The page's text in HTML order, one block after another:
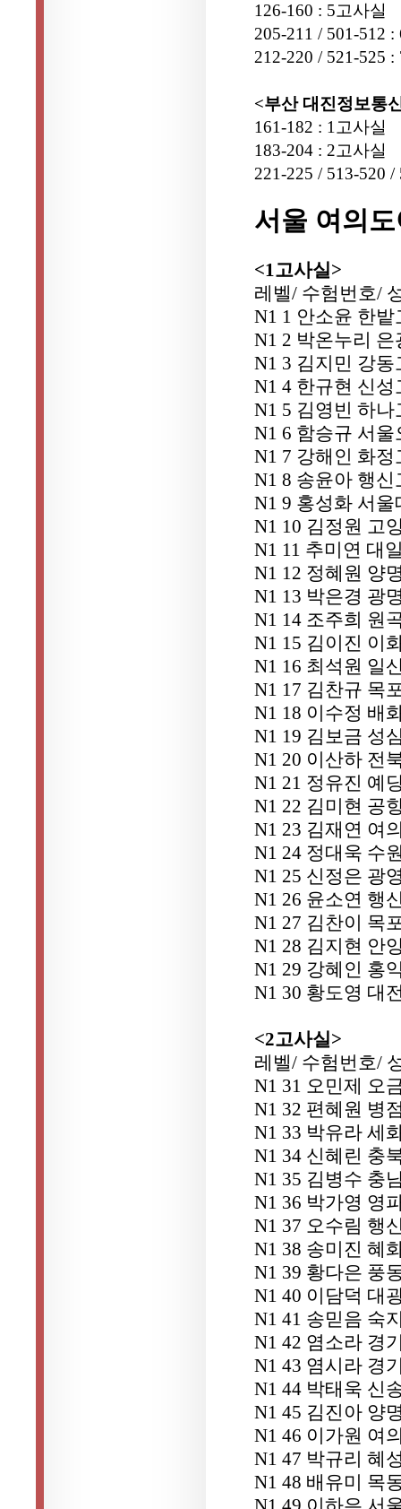
126-160 : 5고사실
205-211 / 501-512
212-220 / 521-525
<부산 대진정보통
161-182 : 1고사실
183-204 : 2고사실
221-225 / 513-520
서울 여의
<1고사실>
레벨/ 수험번호/
N1 1 안소윤 한밭
N1 2 박온누리
N1 3 김지민 강동
N1 4 한규현 신성
N1 5 김영빈 하나
N1 6 함승규 서
N1 7 강해인 화정
N1 8 송윤아 행신
N1 9 홍성화 서
N1 10 김정원 고
N1 11 추미연 대
N1 12 정혜원 양
N1 13 박은경 광
N1 14 조주희 원
N1 15 김이진 이
N1 16 최석원 일
N1 17 김찬규 목
N1 18 이수정 배
N1 19 김보금 성
N1 20 이산하 전
N1 21 정유진 예
N1 22 김미현 공
N1 23 김재연 여
N1 24 정대욱 수
N1 25 신정은 광
N1 26 윤소연 행
N1 27 김찬이 목
N1 28 김지현 안
N1 29 강혜인 홍
N1 30 황도영 대
<2고사실>
레벨/ 수험번호/
N1 31 오민제 오
N1 32 편혜원 병
N1 33 박유라 세
N1 34 신혜린 충
N1 35 김병수 충
N1 36 박가영 영
N1 37 오수림 행
N1 38 송미진 혜
N1 39 황다은 풍
N1 40 이담덕 대
N1 41 송믿음 숙
N1 42 염소라 경
N1 43 염시라 경
N1 44 박태욱 신
N1 45 김진아 양
N1 46 이가원 여
N1 47 박규리 혜
N1 48 배유미 목